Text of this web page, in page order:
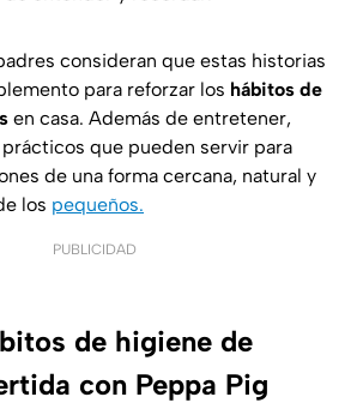
consideran que estas historias
para reforzar los hábitos de
en casa. Además de entretener,
que pueden servir para
de una forma cercana, natural y
los pequeños.
PUBLICIDAD
de higiene de
con Peppa Pig